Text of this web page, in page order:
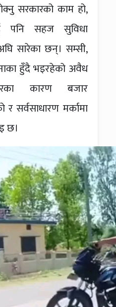
सरकारको काम हो,
पनि सहज सुविधा
सारेका छन्। सम्सी,
हुँदै भइरहेको अवैध
कारण बजार
सर्वसाधारण मर्कामा
छ।